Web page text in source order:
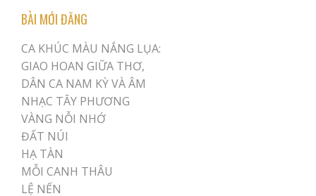
BÀI MỚI ĐĂNG
CA KHÚC MÀU NẮNG LỤA:
GIAO HOAN GIỮA THƠ,
DÂN CA NAM KỲ VÀ ÂM
NHẠC TÂY PHƯƠNG
VÀNG NỖI NHỚ
ĐẤT NÚI
HẠ TÀN
MỖI CANH THÂU
LỆ NẾN